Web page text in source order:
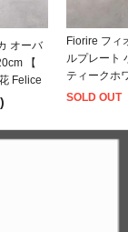
オーバ
【
Felice
Fiorire フィ
ルプレート
ティークホ
SOLD OUT